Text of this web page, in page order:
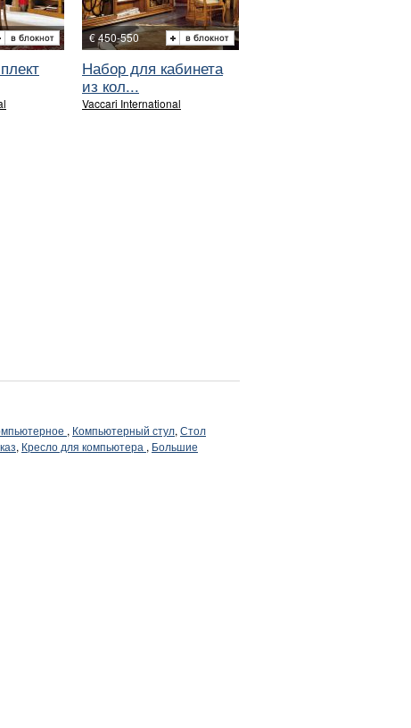
€ 450-550
Набор для кабинета
из кол...
Vaccari International
, Компьютерный стул, Стол
, Кресло для компьютера , Большие